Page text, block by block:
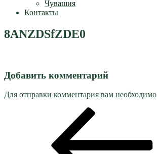
Чувашия
Контакты
8ANZDSfZDE0
Добавить комментарий
Для отправки комментария вам необходимо